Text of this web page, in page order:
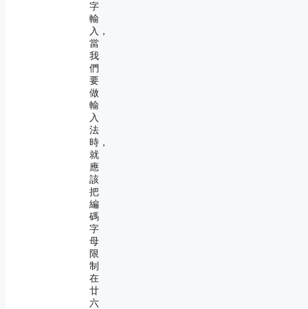
字
輸
入，
當
我
們
要
做
輸
入
法
時，
就
應
該
把
編
碼
字
母
限
制
在
廿
六